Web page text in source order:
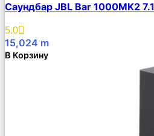
Описание
Избранное
Саундбар JBL Bar 1000MK2 7.1
5.0
15,024 m
В Корзину